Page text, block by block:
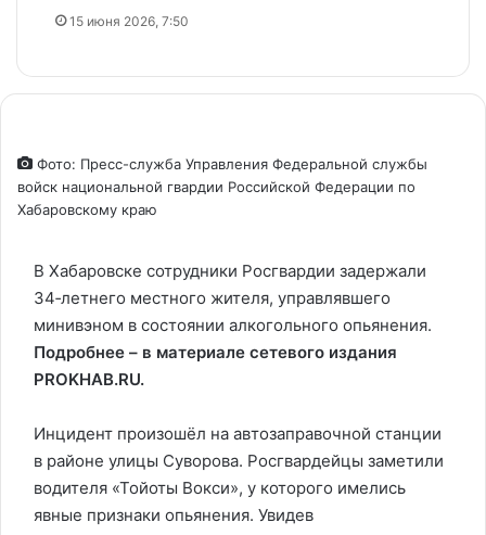
15 июня 2026, 7:50
Фото: Пресс-служба Управления Федеральной службы
войск национальной гвардии Российской Федерации по
Хабаровскому краю
В Хабаровске сотрудники Росгвардии задержали
34‑летнего местного жителя, управлявшего
минивэном в состоянии алкогольного опьянения.
Подробнее – в материале сетевого издания
PROKHAB.RU.
Инцидент произошёл на автозаправочной станции
в районе улицы Суворова. Росгвардейцы заметили
водителя «Тойоты Вокси», у которого имелись
явные признаки опьянения. Увидев